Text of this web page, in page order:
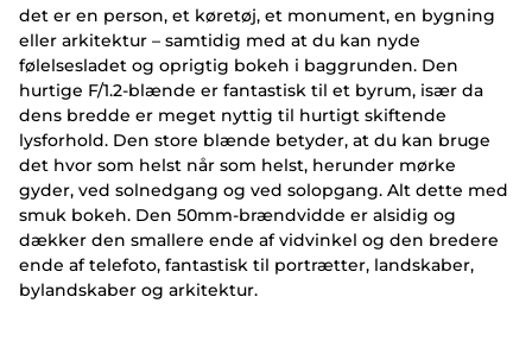
det er en person, et køretøj, et monument, en bygning
eller arkitektur – samtidig med at du kan nyde
følelsesladet og oprigtig bokeh i baggrunden. Den
hurtige F/1.2-blænde er fantastisk til et byrum, især da
dens bredde er meget nyttig til hurtigt skiftende
lysforhold. Den store blænde betyder, at du kan bruge
det hvor som helst når som helst, herunder mørke
gyder, ved solnedgang og ved solopgang. Alt dette med
smuk bokeh. Den 50mm-brændvidde er alsidig og
dækker den smallere ende af vidvinkel og den bredere
ende af telefoto, fantastisk til portrætter, landskaber,
bylandskaber og arkitektur.